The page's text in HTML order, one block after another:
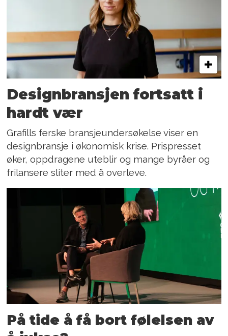
Designbransjen fortsatt i
hardt vær
Grafills ferske bransjeundersøkelse viser en
designbransje i økonomisk krise. Prispresset
øker, oppdragene uteblir og mange byråer og
frilansere sliter med å overleve.
På tide å få bort følelsen av